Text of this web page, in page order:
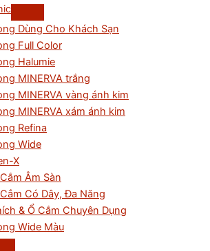
Dùng Cho Khách Sạn
Full Color
Halumie
MINERVA trắng
MINERVA vàng ánh kim
MINERVA xám ánh kim
Refina
Wide
X
Âm Sàn
Có Dây, Đa Năng
& Ổ Cắm Chuyên Dụng
Wide Màu